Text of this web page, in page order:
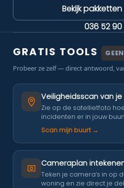
Bekijk
036 52 90
GRATIS TOOLS
Probeer ze zelf — direct antwoord,
Veiligheidsscan van
Zie op de satellietfoto
incidenten er in jouw
Scan mijn buurt →
Cameraplan
Teken je camera’s in op
woning en zie direct je